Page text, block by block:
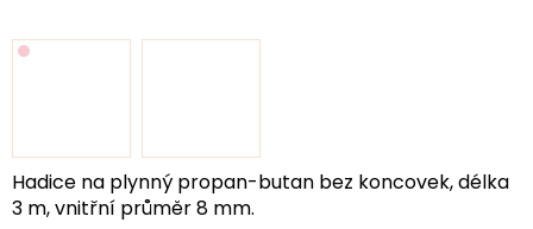
Hadice na plynný propan-butan bez koncovek, délka
3 m, vnitřní průměr 8 mm.